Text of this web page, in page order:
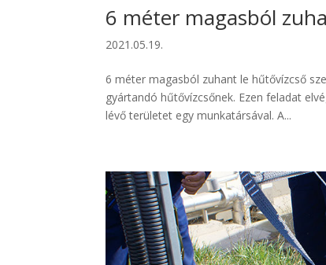
6 méter magasból
2021.05.19.
6 méter magasból zuhant le hűtővízcső
gyártandó hűtővízcsőnek. Ezen feladat
lévő területet egy munkatársával. A...